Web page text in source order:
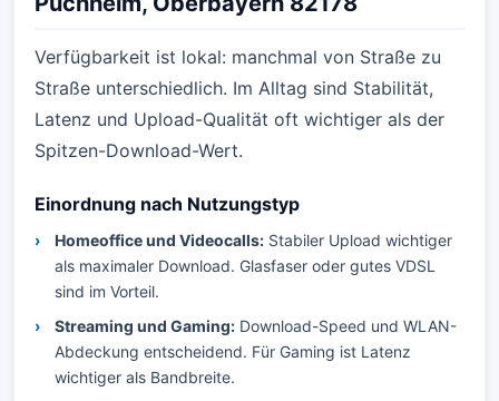
Verfügbarkeit ist lokal: manchmal von Straße zu
Straße unterschiedlich. Im Alltag sind Stabilität,
Latenz und Upload-Qualität oft wichtiger als der
Spitzen-Download-Wert.
Einordnung nach Nutzungstyp
Homeoffice und Videocalls: Stabiler Upload wichtiger
als maximaler Download. Glasfaser oder gutes VDSL
sind im Vorteil.
Streaming und Gaming: Download-Speed und WLAN-
Abdeckung entscheidend. Für Gaming ist Latenz
wichtiger als Bandbreite.